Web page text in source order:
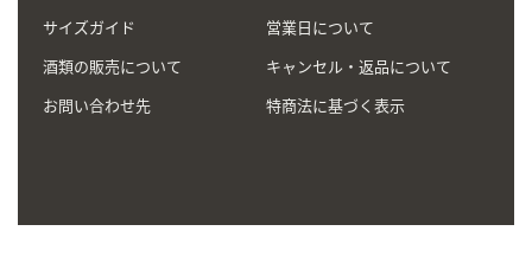
サイズガイド
営業日について
酒類の販売について
キャンセル・返品について
お問い合わせ先
特商法に基づく表示